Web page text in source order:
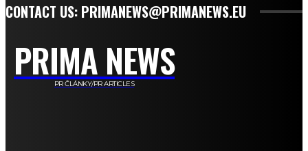
CONTACT US: PRIMANEWS@PRIMANEWS.EU
PRIMA NEWS
PR ČLÁNKY/PR ARTICLES